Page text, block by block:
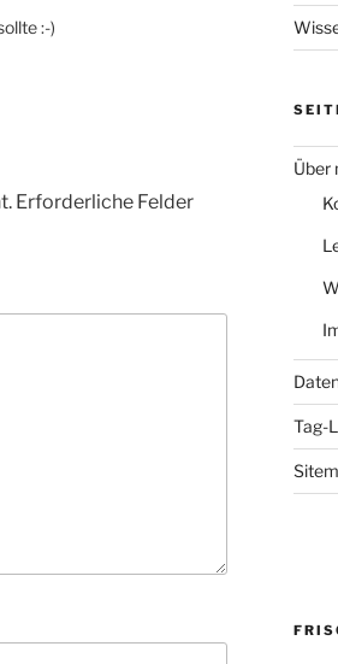
:-)
Erforderliche Felder
Über
Tag-